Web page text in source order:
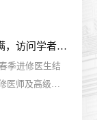
2021年初春，进修医生顺利结业收获满满，访问学者研究学习硕果累累
季进修医生结
医师及高级访